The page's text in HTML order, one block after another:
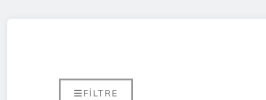
FILTRE